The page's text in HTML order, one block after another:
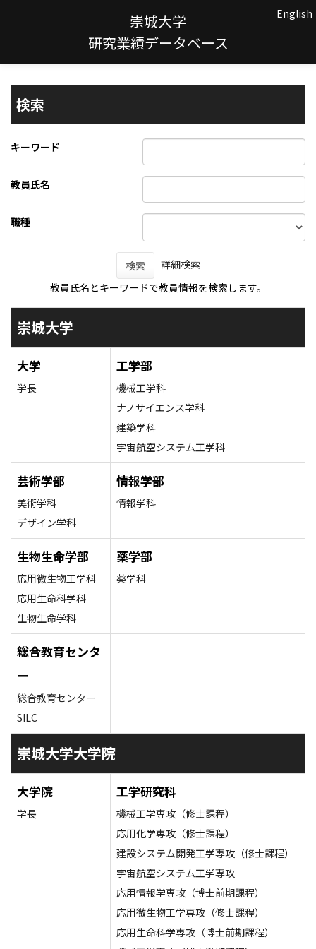
崇城大学
研究業績データベース
English
検索
キーワード
教員氏名
職種
検索
詳細検索
教員氏名とキーワードで教員情報を検索します。
崇城大学
大学
学長
工学部
機械工学科
ナノサイエンス学科
建築学科
宇宙航空システム工学科
芸術学部
美術学科
デザイン学科
情報学部
情報学科
生物生命学部
応用微生物工学科
応用生命科学科
生物生命学科
薬学部
薬学科
総合教育センタ
ー
総合教育センター
SILC
崇城大学大学院
大学院
学長
工学研究科
機械工学専攻（修士課程）
応用化学専攻（修士課程）
建設システム開発工学専攻（修士課程）
宇宙航空システム工学専攻
応用情報学専攻（博士前期課程）
応用微生物工学専攻（修士課程）
応用生命科学専攻（博士前期課程）